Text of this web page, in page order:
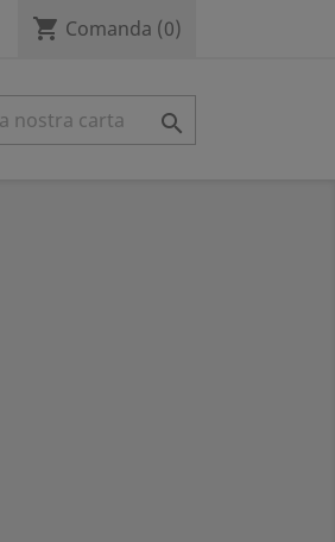
shopping_cart Comanda (0)
